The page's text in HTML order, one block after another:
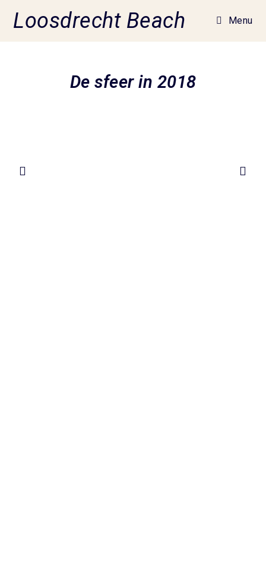
Loosdrecht Beach Menu
De sfeer in 2018